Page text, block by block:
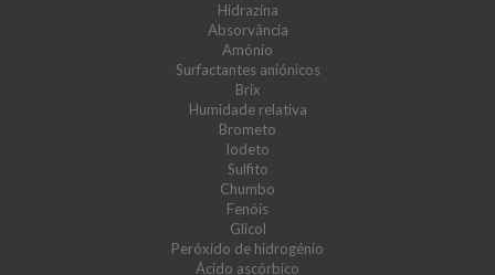
Hidrazina
Absorvância
Amónio
Surfactantes aniónicos
Brix
Humidade relativa
Brometo
Iodeto
Sulfito
Chumbo
Fenóis
Glicol
Peróxido de hidrogénio
Ácido ascórbico